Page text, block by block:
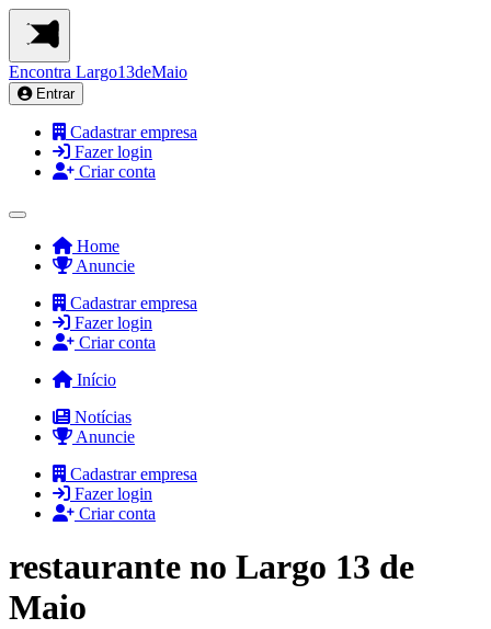
Encontra Largo13deMaio
Entrar
Cadastrar empresa
Fazer login
Criar conta
Home
Anuncie
Cadastrar empresa
Fazer login
Criar conta
Início
Notícias
Anuncie
Cadastrar empresa
Fazer login
Criar conta
restaurante no Largo 13 de
Maio